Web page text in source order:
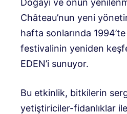
Château’nun yeni
hafta sonlarında
festivalinin yeniden
EDEN’i sunuyor.
Bu etkinlik, bitkilerin
yetiştiriciler-fidanlıklar